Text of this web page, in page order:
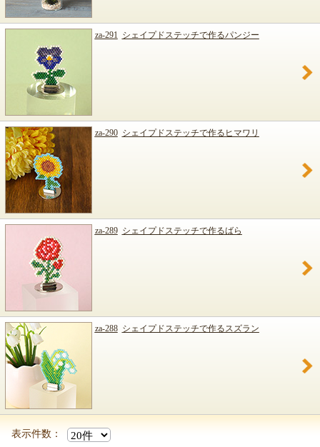
za-291 シェイプドステッチで作るパンジー
za-290 シェイプドステッチで作るヒマワリ
za-289 シェイプドステッチで作るばら
za-288 シェイプドステッチで作るスズラン
表示件数：